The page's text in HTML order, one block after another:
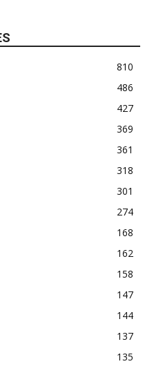
810
486
427
369
361
318
301
274
168
162
158
147
144
137
135